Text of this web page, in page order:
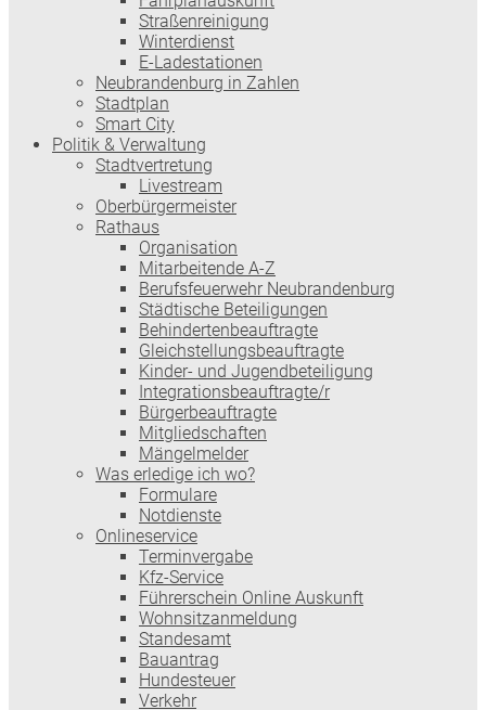
Straßenreinigung
Winterdienst
E-Ladestationen
Neubrandenburg in Zahlen
Stadtplan
Smart City
Politik & Verwaltung
Stadtvertretung
Livestream
Oberbürgermeister
Rathaus
Organisation
Mitarbeitende A-Z
Berufsfeuerwehr Neubrandenburg
Städtische Beteiligungen
Behindertenbeauftragte
Gleichstellungsbeauftragte
Kinder- und Jugendbeteiligung
Integrationsbeauftragte/r
Bürgerbeauftragte
Mitgliedschaften
Mängelmelder
Was erledige ich wo?
Formulare
Notdienste
Onlineservice
Terminvergabe
Kfz-Service
Führerschein Online Auskunft
Wohnsitzanmeldung
Standesamt
Bauantrag
Hundesteuer
Verkehr